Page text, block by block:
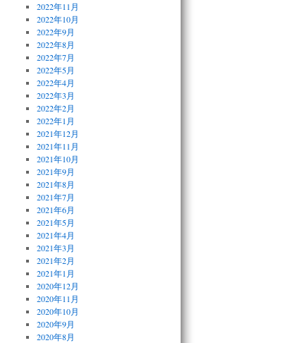
2022年11月
2022年10月
2022年9月
2022年8月
2022年7月
2022年5月
2022年4月
2022年3月
2022年2月
2022年1月
2021年12月
2021年11月
2021年10月
2021年9月
2021年8月
2021年7月
2021年6月
2021年5月
2021年4月
2021年3月
2021年2月
2021年1月
2020年12月
2020年11月
2020年10月
2020年9月
2020年8月